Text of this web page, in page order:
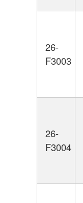
26-
F3003
26-
F3004